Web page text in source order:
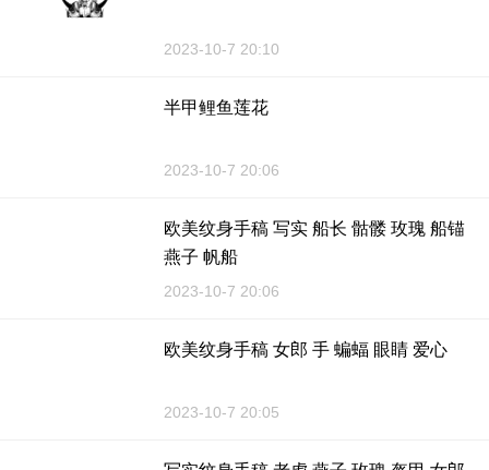
2023-10-7 20:10
半甲鲤鱼莲花
2023-10-7 20:06
欧美纹身手稿 写实 船长 骷髅 玫瑰 船锚
燕子 帆船
2023-10-7 20:06
欧美纹身手稿 女郎 手 蝙蝠 眼睛 爱心
2023-10-7 20:05